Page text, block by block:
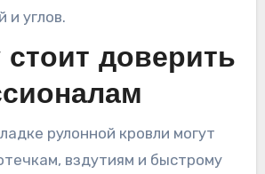
и углов.
доверить
рулонной кровли могут
вздутиям и быстрому